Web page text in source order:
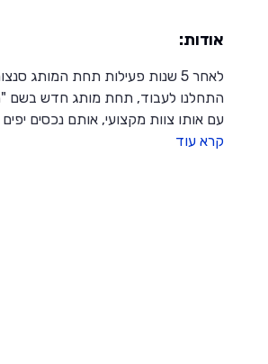
אודות:
לאחר 5 שנות פעילות תחת המותג סנצורי 21.
התחלנו לעבוד, תחת מותג חדש בשם
עם אותו צוות מקצועי, אותם נכסים יפים
קרא עוד